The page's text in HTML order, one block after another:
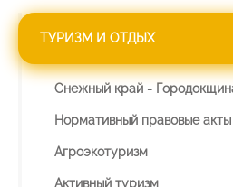
ТУРИЗМ И ОТДЫХ
Снежный край -
Нормативный правовые
Агроэкотуризм
Активный туризм